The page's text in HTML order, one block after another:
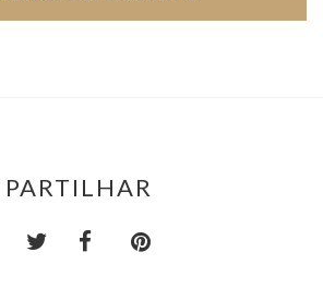
PARTILHAR